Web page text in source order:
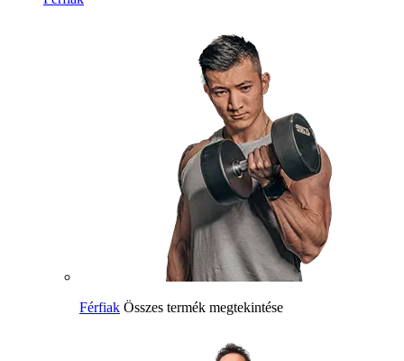
Férfiak Összes termék megtekintése